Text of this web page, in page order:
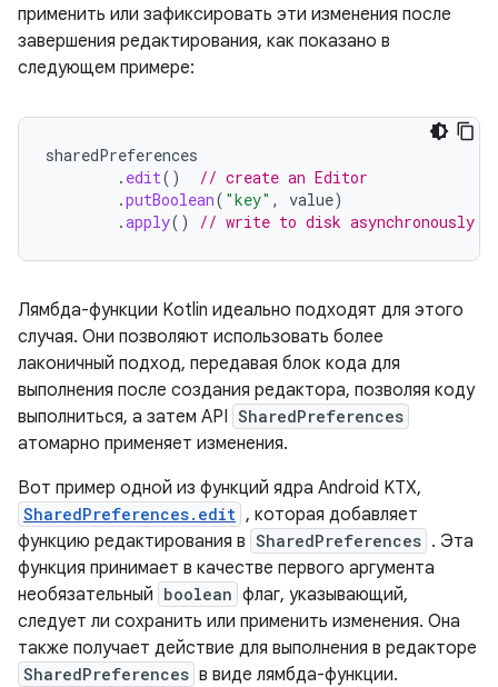
применить или зафиксировать эти изменения после
завершения редактирования, как показано в
следующем примере:
sharedPreferences
. edit()
// create an Editor
.putBoolean( "key" , value)
.apply() // write to disk asynchronously
Лямбда-функции Kotlin идеально подходят для этого
случая. Они позволяют использовать более
лаконичный подход, передавая блок кода для
выполнения после создания редактора, позволяя коду
выполниться, а затем API SharedPreferences
атомарно применяет изменения.
Вот пример одной из функций ядра Android KTX,
SharedPreferences.edit , которая добавляет
функцию редактирования в SharedPreferences . Эта
функция принимает в качестве первого аргумента
необязательный boolean флаг, указывающий,
следует ли сохранить или применить изменения. Она
также получает действие для выполнения в редакторе
SharedPreferences в виде лямбда-функции.